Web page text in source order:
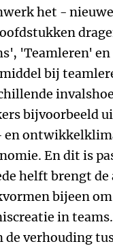
het -
'Teamleren'
bij
bijvoorbeeld
en
En dit is
helft brengt
bijeen
in
de verhouding